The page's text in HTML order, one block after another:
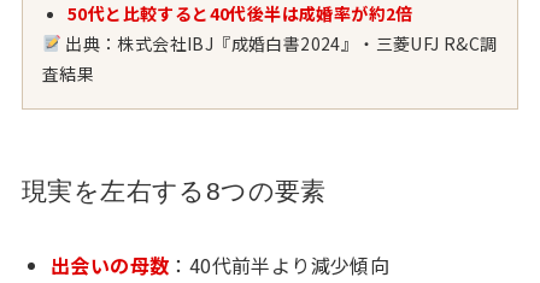
50代と比較すると40代後半は成婚率が約2倍
出典：株式会社IBJ『成婚白書2024』・三菱UFJ R&C調
査結果
現実を左右する8つの要素
出会いの母数 ：40代前半より減少傾向